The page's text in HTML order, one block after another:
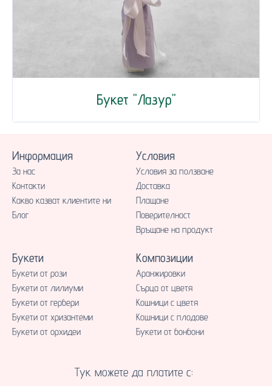
Букет "Лазур"
Информация
За нас
Контакти
Какво казват клиентите ни
Блог
Условия
Условия за ползване
Доставка
Плащане
Поверителност
Връщане на продукт
Букети
Букети от рози
Букети от лилиуми
Букети от гербери
Букети от хризантеми
Букети от орхидеи
Композиции
Аранжировки
Сърца от цветя
Кошници с цветя
Кошници с плодове
Букети от бонбони
Тук можете да платите с: